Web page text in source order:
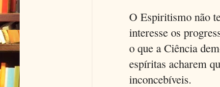
O Espiritismo não
interesse os
o que a Ciência
espíritas acharem
inconcebíveis.